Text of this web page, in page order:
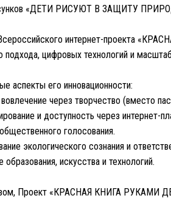
«ДЕТИ РИСУЮТ В ЗАЩИТУ
интернет-проекта
подхода, цифровых технологий и
аспекты его инновационности:
через творчество (вместо
и доступность через интернет-
голосования.
экологического сознания и
образования, искусства и технологий.
Проект «КРАСНАЯ КНИГА РУКАМИ